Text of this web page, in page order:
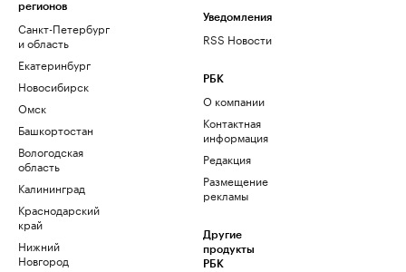
регионов
Санкт-Петербург
и область
Екатеринбург
Новосибирск
Омск
Башкортостан
Вологодская
область
Калининград
Краснодарский
край
Нижний
Новгород
Уведомления
RSS Новости
РБК
О компании
Контактная
информация
Редакция
Размещение
рекламы
Другие
продукты
РБК